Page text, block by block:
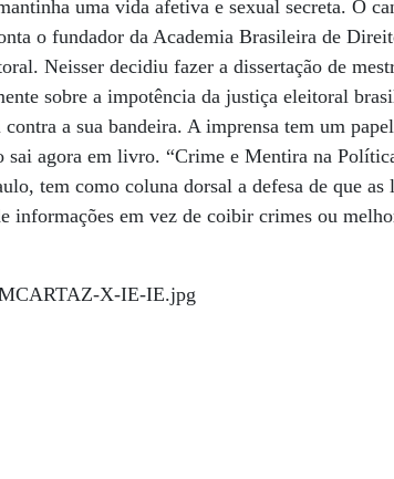
uma vida afetiva e sexual secreta. O
o fundador da Academia Brasileira de
Neisser decidiu fazer a dissertação de
sobre a impotência da justiça eleitoral
a sua bandeira. A imprensa tem um
sai agora em livro. “Crime e Mentira na
tem como coluna dorsal a defesa de que as
informações em vez de coibir crimes ou